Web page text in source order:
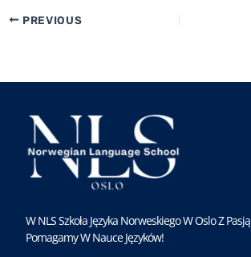
PREVIOUS
W NLS Szkoła Języka Norweskiego W Oslo Z Pasją
Pomagamy W Nauce Języków!